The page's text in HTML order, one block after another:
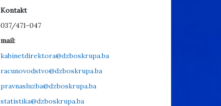
Kontakt
037/471-047
mail:
kabinetdirektora@dzboskrupa.ba
racunovodstvo@dzboskrupa.ba
pravnasluzba@dzboskrupa.ba
statistika@dzboskrupa.ba